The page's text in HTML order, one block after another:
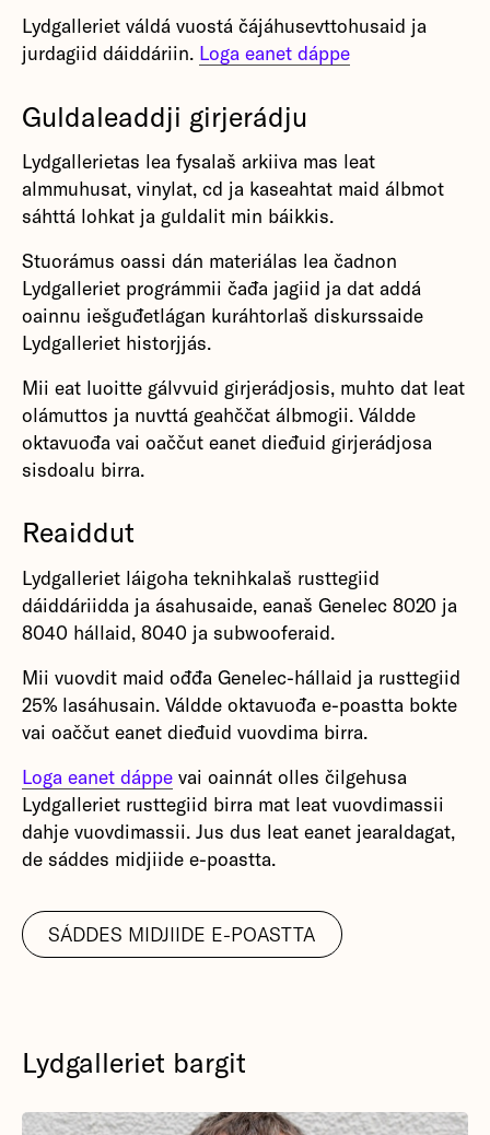
Lydgalleriet váldá vuostá čájáhusevttohusaid ja
jurdagiid dáiddáriin. Loga eanet dáppe
Guldaleaddji girjerádju
Lydgallerietas lea fysalaš arkiiva mas leat
almmuhusat, vinylat, cd ja kaseahtat maid álbmot
sáhttá lohkat ja guldalit min báikkis.
Stuorámus oassi dán materiálas lea čadnon
Lydgalleriet prográmmii čađa jagiid ja dat addá
oainnu iešguđetlágan kuráhtorlaš diskurssaide
Lydgalleriet historjjás.
Mii eat luoitte gálvvuid girjerádjosis, muhto dat leat
olámuttos ja nuvttá geahččat álbmogii. Váldde
oktavuođa vai oaččut eanet dieđuid girjerádjosa
sisdoalu birra.
Reaiddut
Lydgalleriet láigoha teknihkalaš rusttegiid
dáiddáriidda ja ásahusaide, eanaš Genelec 8020 ja
8040 hállaid, 8040 ja subwooferaid.
Mii vuovdit maid ođđa Genelec-hállaid ja rusttegiid
25% lasáhusain. Váldde oktavuođa e-poastta bokte
vai oaččut eanet dieđuid vuovdima birra.
Loga eanet dáppevai oainnát olles čilgehusa
Lydgalleriet rusttegiid birra mat leat vuovdimassii
dahje vuovdimassii. Jus dus leat eanet jearaldagat,
de sáddes midjiide e-poastta.
SÁDDES MIDJIIDE E-POASTTA
Lydgalleriet bargit